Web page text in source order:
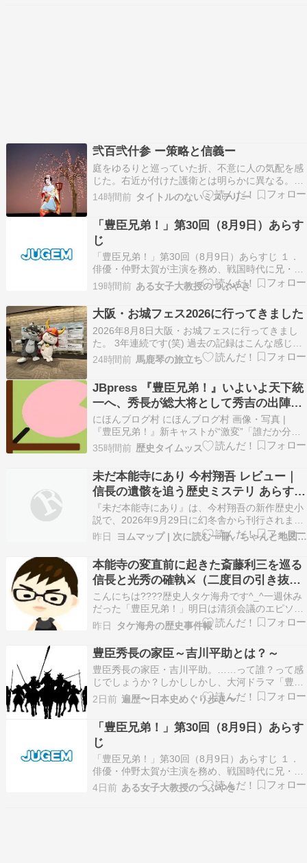
弐百弐什参 ー策略と信義ー
庭をゆるりと巡っていた折、不意に人の気配を感
じた。右近が付けた護衛とは明らかに異なる。武
士の気配ではある。だが、殺気ではない。それで
も、場の空気は一変した。私は歩みを止める。
「……誰じゃ」風が木々を揺らし、枯葉が一枚、
足元へ舞い落ちた。その向こうから、一人の男が
姿を現す。「これ…
14時間前 タイトルのないミステリー
「豊臣兄弟！」第30回（8月9日）あらす
じ
「豊臣兄弟！」第30回（8月9日）あらすじ １．
俳優・仲野太賀が主演を務め、戦国時代に兄・秀
吉が天下統一を成し遂げる姿を、弟・秀長の目線
で描く大河ドラマ『豊臣兄弟』。8月2日は放送休
止だったため、次回8月9日放送...続きを読む >>
19時間前 ある女子大教授のつぶやき
大阪・お城フェス2026に行ってきました
2026年8月8日大阪・お城フェスに行ってきまし
た。 3年連続です(笑) 過去の記録はこんな感じで
す。 fools-talk-to-oneself.hatenablog.jp fools-
talk-to-oneself.hatenablog.jp 場所は、いつもと同
じくグランフロ…
24時間前 馬鹿琴の旅立ち
JBpress 『豊臣兄弟！』いよいよ天下統
一へ、秀長が総大将として秀吉の出陣を
押しとどめた「四
にほんブログ村 にほんブログ村 画像・写真 |
『豊臣兄弟！』新キャストが“激変”「誰だか分か
らない」 ロン毛姿→凛々しい武将に 1枚目画像・
写真｜榊原康政／栗原類＝大河ドラマ『豊臣兄
弟！』（C）NHK 1枚目 ／ 『豊臣兄弟！』新キャ
ストが“激変”「誰だか分からない」 ロン毛…
35時間前 歴史タイムッス
未だ本能寺にあり 今村翔吾 レビュー｜
信長の遺骸を追う歴史ミステリ あらす
じ・読みどころ完全ガイド【2026年最
新】
『未だ本能寺にあり』は、今村翔吾の新作歴史小
説で、2026年9月29日に幻冬舎から刊行されま
す。本能寺の変の後、豊臣秀吉が並外れた記憶力
を持つ若武者に、織田信長の遺骸の行方を探ると
いう密命を与える——史実の空白に踏み込む歴史
ミステリです。この記事では、公表されているあ
らすじ・読み…
昨日 ヨムマップ | 次に読む一冊、ちゃんと地図にします。
本能寺の変直前に起きた斎藤利三を巡る
信長と光秀の確執⚔️（二度目の引き抜き
事件の発生❗️）
こんにちは????歴史人タケ海舟です^_^一週休み
だった「豊臣兄弟！」明日は清須会議のエピソー
ドが描かれます????清須会議といえば…三谷幸喜
さん監督の映画が知られていますが…「豊臣兄
弟！」ではどんな切り口で話が展開するのか⁉️既
に信長の遺志を継ぐ者は自分である❗️と密かに天
下…
昨日 タケ海舟の歴史事件帳
豊臣秀長の家臣～吉川平助とは？～
豊臣秀長の家臣・吉川平助。……って誰？って感
じでしょうか？しかししかし、大河ドラマ「豊臣
兄弟！」にも登場します。ということは、それな
りの人物だったのでは？ 今回はこの吉川平助につ
いてみていきます。主に参考にするのは、黒田基
樹氏の『羽柴秀長とその家臣たち』です。 羽柴秀
長とその家…
2日前 遍歴〜日本史めぐり歩き〜
「豊臣兄弟！」第30回（8月9日）あらす
じ
「豊臣兄弟！」第30回（8月9日）あらすじ １．
俳優・仲野太賀が主演を務め、戦国時代に兄・秀
吉が天下統一を成し遂げる姿を、弟・秀長の目線
で描く大河ドラマ『豊臣兄弟』。8月2日は放送休
4日前 ある女子大教授のつぶやき